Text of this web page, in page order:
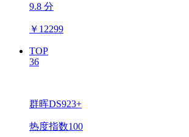
9.8 分
￥ 12299
TOP
36
群晖DS923+
热度指数100